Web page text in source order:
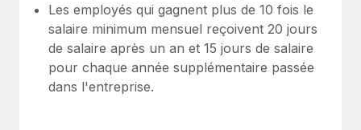
Les employés qui gagnent plus de 10 fois le
salaire minimum mensuel reçoivent 20 jours
de salaire après un an et 15 jours de salaire
pour chaque année supplémentaire passée
dans l'entreprise.